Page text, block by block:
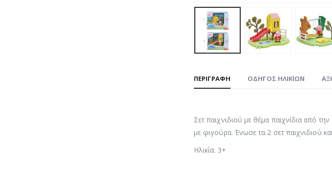
ΠΕΡΙΓΡΑΦΉ ΟΔΗΓΌΣ ΗΛΙΚΙΏΝ
Σετ παιχνιδιού με θέμα παιχνίδια από
με φιγούρα. Ένωσε τα 2 σετ παιχνιδιού
Ηλικία: 3+